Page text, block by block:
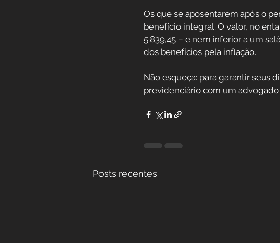
Os que se aposentarem após o
benefício integral. O valor, no
5.839,45 – e nem inferior a um
dos benefícios pela inflação.
Não esqueça: para garantir seus
previdenciário com um advogado
Posts recentes